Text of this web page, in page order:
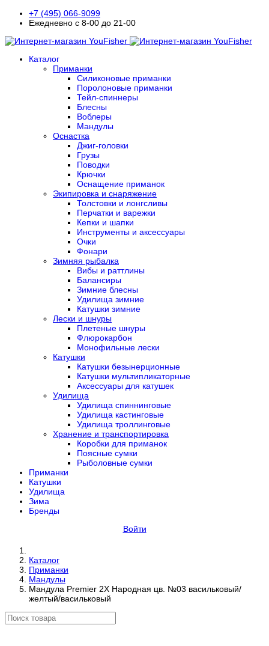
+7 (495) 066-9099
Ежедневно с 8-00 до 21-00
Каталог
Приманки
Силиконовые приманки
Поролоновые приманки
Тейл-спиннеры
Блесны
Воблеры
Мандулы
Оснастка
Джиг-головки
Грузы
Поводки
Крючки
Оснащение приманок
Экипировка и снаряжение
Толстовки и лонгсливы
Перчатки и варежки
Кепки и шапки
Инструменты и аксессуары
Очки
Фонари
Зимняя рыбалка
Вибы и раттлины
Балансиры
Зимние блесны
Удилища зимние
Катушки зимние
Лески и шнуры
Плетеные шнуры
Флюрокарбон
Монофильные лески
Катушки
Катушки безынерционные
Катушки мультипликаторные
Аксессуары для катушек
Удилища
Удилища спиннинговые
Удилища кастинговые
Удилища троллинговые
Хранение и транспортировка
Коробки для приманок
Поясные сумки
Рыболовные сумки
Приманки
Катушки
Удилища
Зима
Бренды
Войти
Каталог
Приманки
Мандулы
Мандула Premier 2Х Народная цв. №03 васильковый/
желтый/васильковый